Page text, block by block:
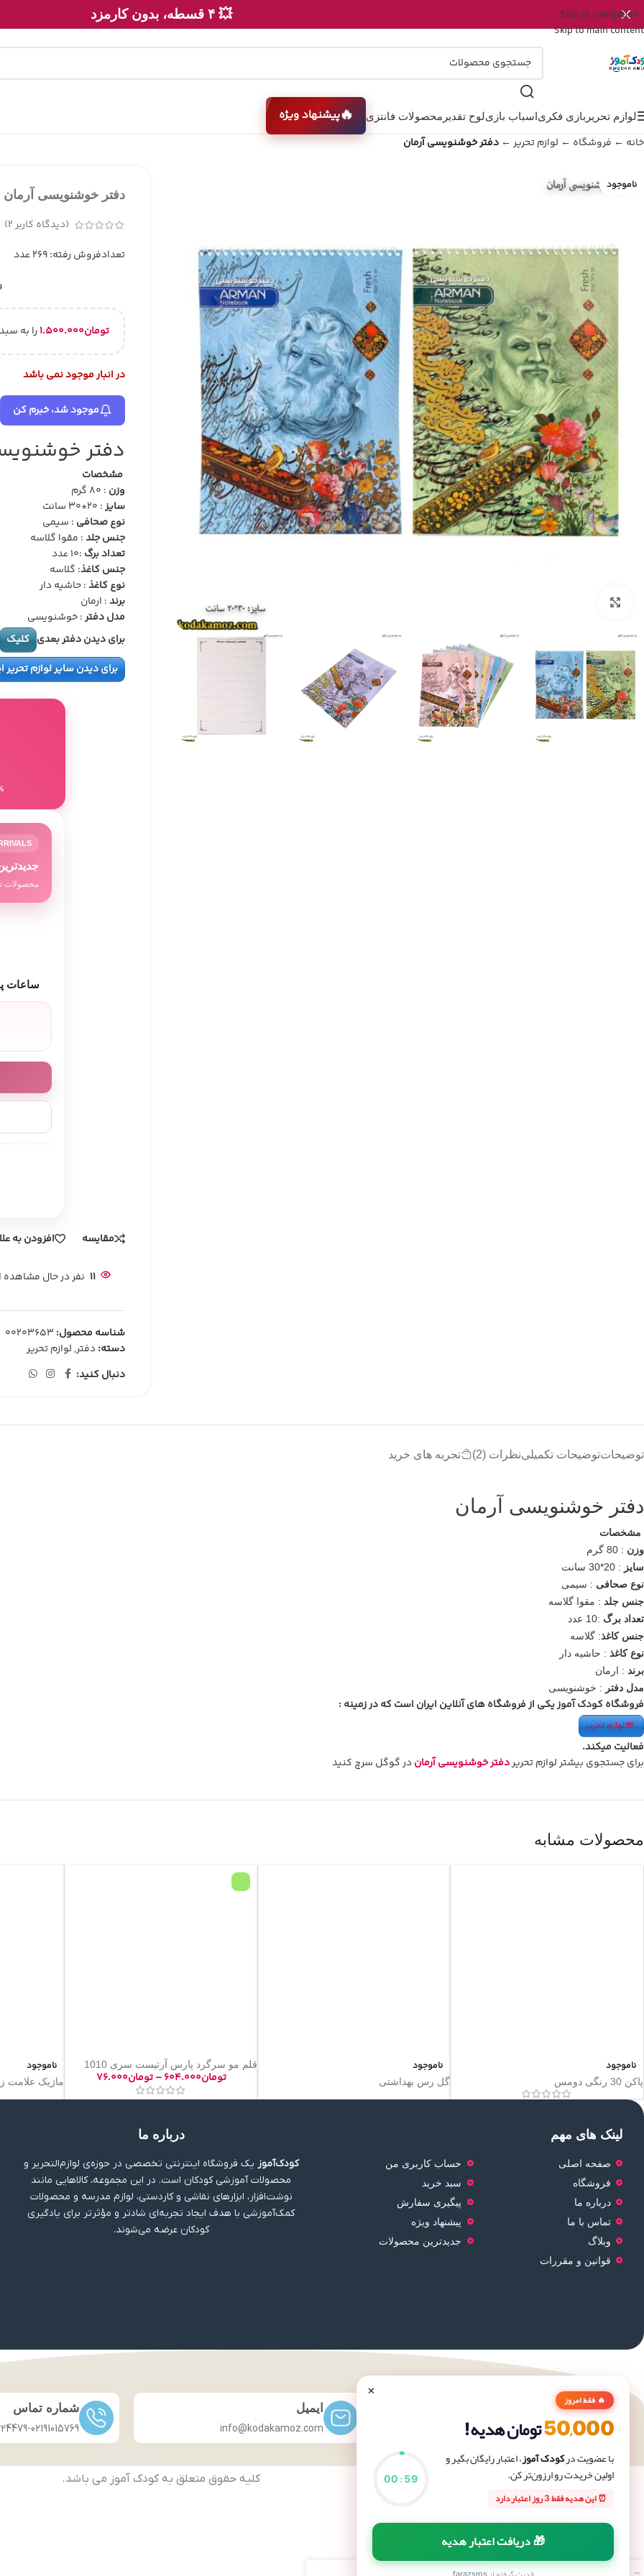
Skip to navigation
Skip to main content
💥 ۴ قسطه، بدون کارمزد
لوازم تحریر بازی فکریاسباب بازیلوح تقدیر محصولات فانتزی 🔥پیشنهاد ویژه
خانه ← فروشگاه ← لوازم تحریر ← دفتر خوشنویسی آرمان
ناموجود
دفتر خوشنویسی آرمان
(دیدگاه کاربر2
)
تعدادفروش رفته: 269 عدد
تومان۱.۵۰۰.۰۰۰ را به
در انبار موجود نمی باشد
موجود شد، خبرم کن
دفتر
مشخصات
وزن : 80 گرم
سایز: 20*30 سانت
نوع صحافی : سیمی
جنس جلد: مقوا گلاسه
تعداد برگ :10 عدد
جنس کاغذ: گلاسه
نوع کاغذ: حاشیه دار
برند: ارمان
مدل دفتر: خوشنویسی
برای دیدن دفتر بعدی کلیک
برای دیدن سایر لوازم تحریر
8٪
محصولات
ساعات
مقایسه افزودن به
11 نفر در حال
شناسه محصول: 00203653
دسته:دفتر,لوازم تحریر
دنبال کنید:
توضیحاتتوضیحات تکمیلینظرات (2) تجربه های خرید
دفتر خوشنویسی آرمان
مشخصات
وزن : 80 گرم
سایز : 20*30 سانت
نوع صحافی : سیمی
جنس جلد : مقوا گلاسه
تعداد برگ :10 عدد
جنس کاغذ: گلاسه
نوع کاغذ : حاشیه دار
برند : ارمان
مدل دفتر : خوشنویسی
فروشگاه کودک آموز یکی از فروشگاه های آنلاین ایران است که در زمینه :
لوازم تحریر
فعالیت میکند.
برای جستجوی بیشتر لوازم تحریردفتر خوشنویسی آرماندر گوگل سرچ کنید
محصولات مشابه
ناموجود
پاکن 30 رنگی دومس
ناموجود
گل رس بهداشتی
قلم مو سرگرد پارس آرتیست سری 1010
تومان۶۰۴.۰۰۰ – تومان۷۶.۰۰۰
ناموجود
ماژیک علامت
لینک های مهم
صفحه اصلی
فروشگاه
درباره ما
تماس با ما
وبلاگ
قوانین و مقررات
حساب کاربری من
سبد خرید
پیگیری سفارش
پیشنهاد ویژه
جدیدترین محصولات
درباره ما
کودک‌آموز یک فروشگاه اینترنتی تخصصی در حوزه‌ی لوازم‌التحریر و
محصولات آموزشی کودکان است. در این مجموعه، کالاهایی مانند
نوشت‌افزار، ابزارهای نقاشی و کاردستی، لوازم مدرسه و محصولات
کمک‌آموزشی با هدف ایجاد تجربه‌ای شادتر و مؤثرتر برای یادگیری
کودکان عرضه می‌شوند.
آدرس
دزفول خ شریعتی تقاطع خ امام خمینی
ایمیل
info@kodakamoz.com
شماره تماس
02191015769
کلیه حقوق متعلق به کودک آموز می باشد.
× 🔥 فقط امروز
50,000تومان هدیه!
با عضویت درکودک آموز، اعتبار رایگان بگیر و
اولین خریدت رو ارزون‌تر کن.
⏰ این هدیه فقط 3 روز اعتبار دارد
58
:
00
🎁 دریافت اعتبار هدیه